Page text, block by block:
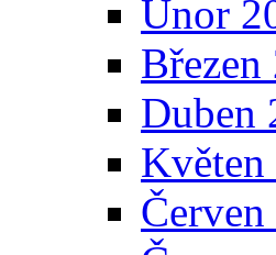
Únor
Březen
Duben
Květen